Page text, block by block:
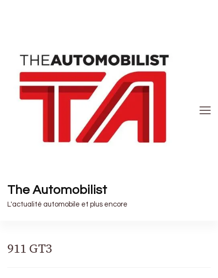
The Automobilist
L'actualité automobile et plus encore
911 GT3